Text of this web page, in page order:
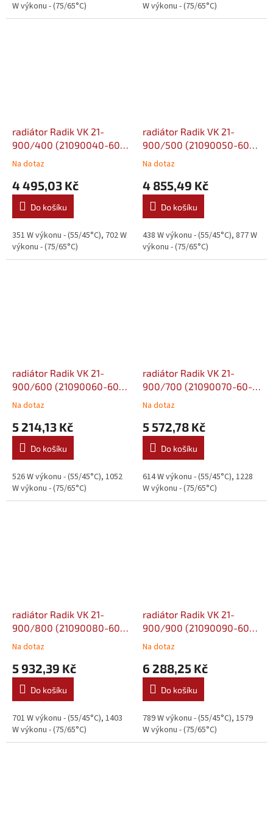
W výkonu - (75/65°C)
W výkonu - (75/65°C)
radiátor Radik VK 21-
900/400 (21090040-60-
0010)
Na dotaz
4 495,03 Kč
Do košíku
351 W výkonu - (55/45°C), 702 W
výkonu - (75/65°C)
radiátor Radik VK 21-
900/500 (21090050-60-
0010)
Na dotaz
4 855,49 Kč
Do košíku
438 W výkonu - (55/45°C), 877 W
výkonu - (75/65°C)
radiátor Radik VK 21-
900/600 (21090060-60-
0010)
Na dotaz
5 214,13 Kč
Do košíku
526 W výkonu - (55/45°C), 1052
W výkonu - (75/65°C)
radiátor Radik VK 21-
900/700 (21090070-60-
0010)
Na dotaz
5 572,78 Kč
Do košíku
614 W výkonu - (55/45°C), 1228
W výkonu - (75/65°C)
radiátor Radik VK 21-
900/800 (21090080-60-
0010)
Na dotaz
5 932,39 Kč
Do košíku
701 W výkonu - (55/45°C), 1403
W výkonu - (75/65°C)
radiátor Radik VK 21-
900/900 (21090090-60-
0010)
Na dotaz
6 288,25 Kč
Do košíku
789 W výkonu - (55/45°C), 1579
W výkonu - (75/65°C)